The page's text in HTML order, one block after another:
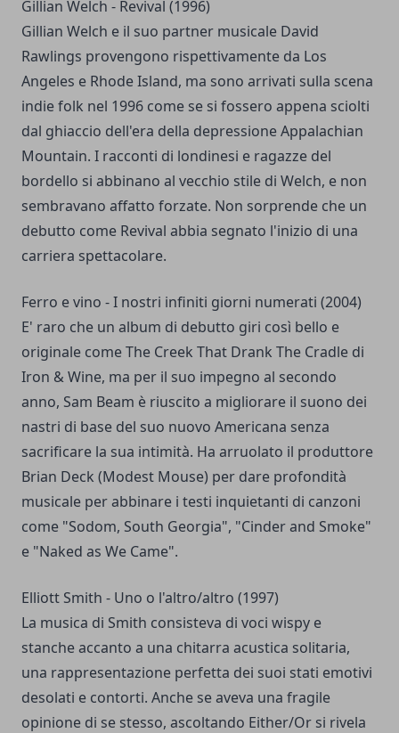
Gillian Welch - Revival (1996)
Gillian Welch e il suo partner musicale David
Rawlings provengono rispettivamente da Los
Angeles e Rhode Island, ma sono arrivati sulla scena
indie folk nel 1996 come se si fossero appena sciolti
dal ghiaccio dell'era della depressione Appalachian
Mountain. I racconti di londinesi e ragazze del
bordello si abbinano al vecchio stile di Welch, e non
sembravano affatto forzate. Non sorprende che un
debutto come Revival abbia segnato l'inizio di una
carriera spettacolare.
Ferro e vino - I nostri infiniti giorni numerati (2004)
E' raro che un album di debutto giri così bello e
originale come The Creek That Drank The Cradle di
Iron & Wine, ma per il suo impegno al secondo
anno, Sam Beam è riuscito a migliorare il suono dei
nastri di base del suo nuovo Americana senza
sacrificare la sua intimità. Ha arruolato il produttore
Brian Deck (Modest Mouse) per dare profondità
musicale per abbinare i testi inquietanti di canzoni
come "Sodom, South Georgia", "Cinder and Smoke"
e "Naked as We Came".
Elliott Smith - Uno o l'altro/altro (1997)
La musica di Smith consisteva di voci wispy e
stanche accanto a una chitarra acustica solitaria,
una rappresentazione perfetta dei suoi stati emotivi
desolati e contorti. Anche se aveva una fragile
opinione di se stesso, ascoltando Either/Or si rivela